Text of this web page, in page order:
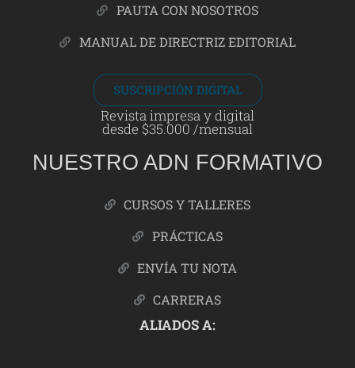
PAUTA CON NOSOTROS
MANUAL DE DIRECTRIZ EDITORIAL
SUSCRIPCIÓN DIGITAL
Revista impresa y digital
desde $35.000 /mensual
NUESTRO ADN FORMATIVO
CURSOS Y TALLERES
PRÁCTICAS
ENVÍA TU NOTA
CARRERAS
ALIADOS A: